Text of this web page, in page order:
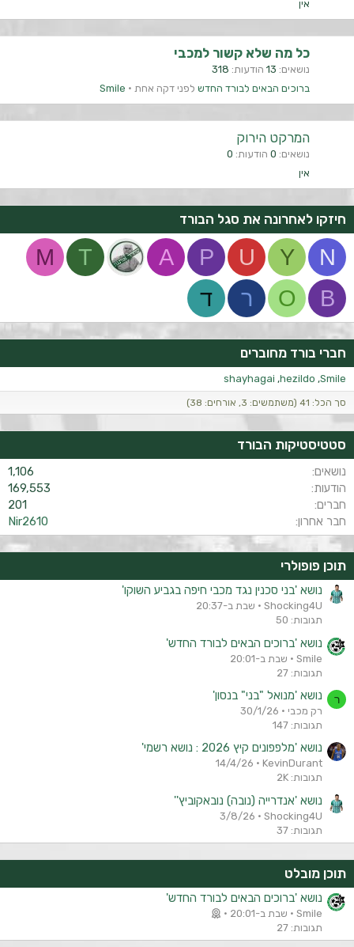
אין
כל מה שלא קשור למכבי
נושאים 13 הודעות 318
ברוכים הבאים לבורד החדש לפני דקה אחת Smile
המרקט הירוק
נושאים 0 הודעות 0
אין
חיזקו לאחרונה את סגל הבורד
N
Y
U
P
A
T
M
B
O ר ד
חברי בורד מחוברים
Smile
hezildo
shayhagai
סך הכל: 41 (משתמשים: 3, אורחים: 38)
סטטיסטיקות הבורד
נושאים
1,106
הודעות
169,553
חברים
201
חבר אחרון
Nir2610
תוכן פופולרי
נושא 'בני סכנין נגד מכבי חיפה בגביע השוקו'
Shocking4U
שבת ב-20:37
תגובות: 50
נושא 'ברוכים הבאים לבורד החדש'
Smile
שבת ב-20:01
תגובות: 27
ר נושא 'מנואל "בני" בנסון'
רק מכבי
30/1/26
תגובות: 147
נושא 'מלפפונים קיץ 2026 : נושא רשמי'
KevinDurant
14/4/26
תגובות: 2K
נושא 'אנדרייה (נובה) נובאקוביץ''
Shocking4U
3/8/26
תגובות: 37
תוכן מובלט
נושא 'ברוכים הבאים לבורד החדש'
Smile
שבת ב-20:01
תגובות: 27